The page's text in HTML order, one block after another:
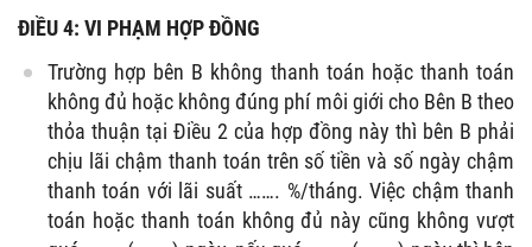
ĐIỀU 4: VI PHẠM HỢP ĐỒNG
Trường hợp bên B không thanh toán hoặc thanh toán
không đủ hoặc không đúng phí môi giới cho Bên B theo
thỏa thuận tại Điều 2 của hợp đồng này thì bên B phải
chịu lãi chậm thanh toán trên số tiền và số ngày chậm
thanh toán với lãi suất ……. %/tháng. Việc chậm thanh
toán hoặc thanh toán không đủ này cũng không vượt